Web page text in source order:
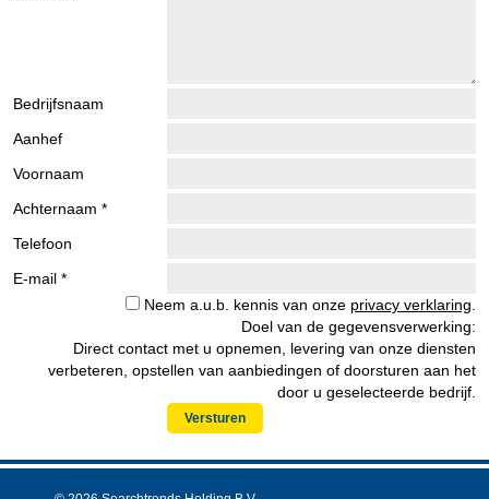
Bedrijfsnaam
Aanhef
Voornaam
Achternaam *
Telefoon
E-mail *
Neem a.u.b. kennis van onze privacy verklaring
Doel van de gegevensverwerking:
Direct contact met u opnemen, levering van onze diensten
verbeteren, opstellen van aanbiedingen of doorsturen aan het
door u geselecteerde bedrijf.
Versturen